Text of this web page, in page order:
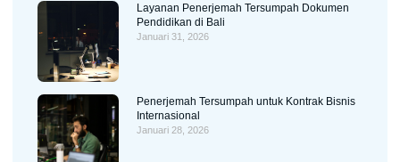
Layanan Penerjemah Tersumpah Dokumen
Pendidikan di Bali
Januari 31, 2026
Penerjemah Tersumpah untuk Kontrak Bisnis
Internasional
Januari 28, 2026